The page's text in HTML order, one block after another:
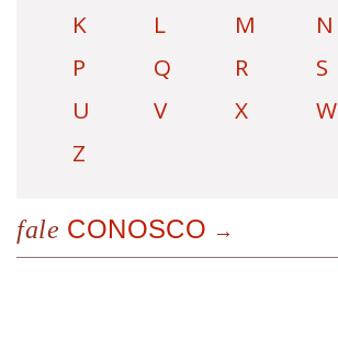
K
L M N
P
Q R S
U
V X W
Z
fale CONOSCO